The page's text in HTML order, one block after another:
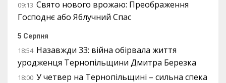
09:13 Свято нового врожаю: Преображення
Господнє або Яблучний Спас
5 Серпня
18:54 Назавжди 33: війна обірвала життя
уродженця Тернопільщини Дмитра Березка
18:00 У четвер на Тернопільщині – сильна спека